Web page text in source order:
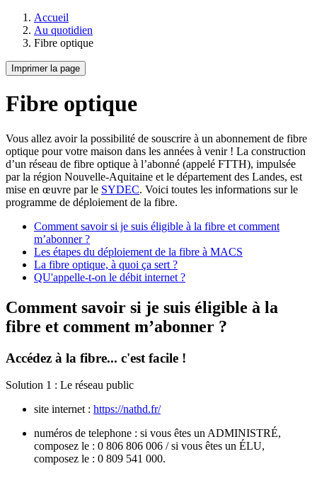
Accueil
Au quotidien
Fibre optique
Imprimer la page
Fibre optique
Vous allez avoir la possibilité de souscrire à un abonnement de fibre
optique pour votre maison dans les années à venir ! La construction
d’un réseau de fibre optique à l’abonné (appelé FTTH), impulsée
par la région Nouvelle-Aquitaine et le département des Landes, est
mise en œuvre par le SYDEC. Voici toutes les informations sur le
programme de déploiement de la fibre.
Comment savoir si je suis éligible à la fibre et comment
m’abonner ?
Les étapes du déploiement de la fibre à MACS
La fibre optique, à quoi ça sert ?
QU'appelle-t-on le débit internet ?
Comment savoir si je suis éligible à la
fibre et comment m’abonner ?
Accédez à la fibre... c'est facile !
Solution 1 : Le réseau public
site internet : https://nathd.fr/
numéros de telephone : si vous êtes un ADMINISTRÉ,
composez le : 0 806 806 006 / si vous êtes un ÉLU,
composez le : 0 809 541 000.